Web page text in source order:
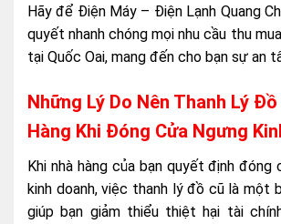
Hãy để Điện Máy – Điện Lạnh Quang
quyết nhanh chóng mọi nhu cầu thu
tại Quốc Oai, mang đến cho bạn sự an
Những Lý Do Nên Thanh Lý Đồ
Hàng Khi Đóng Cửa Ngưng
Khi nhà hàng của bạn quyết định đóng
kinh doanh, việc thanh lý đồ cũ là một
giúp bạn giảm thiểu thiệt hại tài